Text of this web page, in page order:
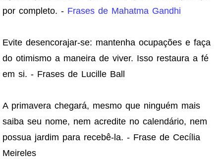
por completo. - Frases de Mahatma Gandhi
Evite desencorajar-se: mantenha ocupações e faça
do otimismo a maneira de viver. Isso restaura a fé
em si. - Frases de Lucille Ball
A primavera chegará, mesmo que ninguém mais
saiba seu nome, nem acredite no calendário, nem
possua jardim para recebê-la. - Frase de Cecília
Meireles